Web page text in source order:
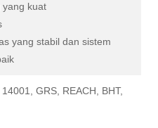
yang kuat
yang stabil dan sistem
GRS, REACH, BHT,